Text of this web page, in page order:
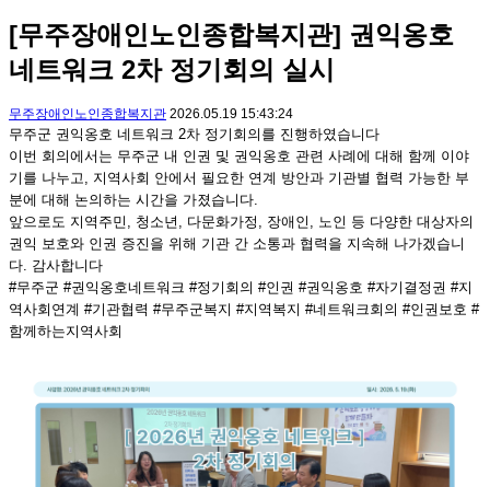
[무주장애인노인종합복지관] 권익옹호
네트워크 2차 정기회의 실시
무주장애인노인종합복지관 2026.05.19 15:43:24
무주군 권익옹호 네트워크 2차 정기회의를 진행하였습니다
이번 회의에서는 무주군 내 인권 및 권익옹호 관련 사례에 대해 함께 이야
기를 나누고, 지역사회 안에서 필요한 연계 방안과 기관별 협력 가능한 부
분에 대해 논의하는 시간을 가졌습니다.
앞으로도 지역주민, 청소년, 다문화가정, 장애인, 노인 등 다양한 대상자의
권익 보호와 인권 증진을 위해 기관 간 소통과 협력을 지속해 나가겠습니
다. 감사합니다
#무주군 #권익옹호네트워크 #정기회의 #인권 #권익옹호 #자기결정권 #지
역사회연계 #기관협력 #무주군복지 #지역복지 #네트워크회의 #인권보호 #
함께하는지역사회